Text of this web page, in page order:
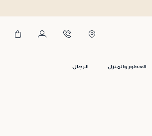
العطور والمنزل الرجال